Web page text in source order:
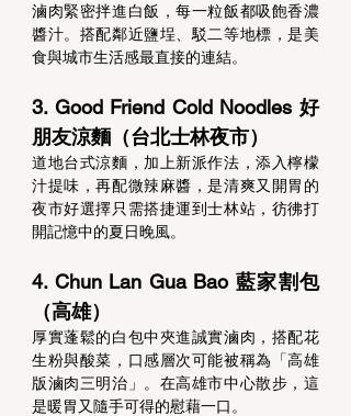
滷肉緊密拌進白飯，每一粒飯都吸飽香濃
醬汁。搭配鄰近鹽埕、駁二等地標，是美
食與城市生活感最直接的連結。
3. Good Friend Cold Noodles 好
朋友涼麵（台北士林夜市）
道地台式涼麵，加上新派作法，添入檸檬
汁提味，再配微辣麻醬，是清爽又開胃的
夜市好選擇只需搭捷運到士林站，彷彿打
開記憶中的夏日晚風。
4. Chun Lan Gua Bao 藍家割包
（高雄）
厚實蓬鬆的白包中夾進誠實滷肉，搭配花
生粉與酸菜，口感層次可能被稱為「高雄
版滷肉三明治」。在高雄市中心散步，這
是暖胃又隨手可得的慰藉一口。